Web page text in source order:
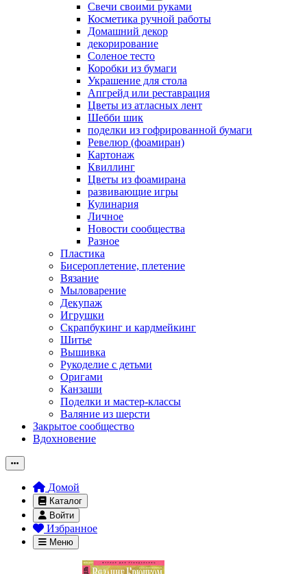
Свечи своими руками
Косметика ручной работы
Домашний декор
декорирование
Соленое тесто
Коробки из бумаги
Украшение для стола
Апгрейд или реставрация
Цветы из атласных лент
Шебби шик
поделки из гофрированной бумаги
Ревелюр (фоамиран)
Картонаж
Квиллинг
Цветы из фоамирана
развивающие игры
Кулинария
Личное
Новости сообщества
Разное
Пластика
Бисероплетение, плетение
Вязание
Мыловарение
Декупаж
Игрушки
Скрапбукинг и кардмейкинг
Шитье
Вышивка
Рукоделие с детьми
Оригами
Канзаши
Поделки и мастер-классы
Валяние из шерсти
Закрытое сообщество
Вдохновение
Домой
Каталог
Войти
Избранное
Меню